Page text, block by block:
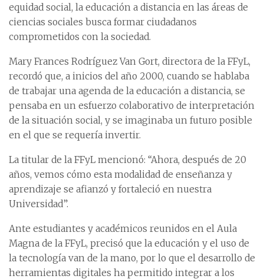
equidad social, la educación a distancia en las áreas de
ciencias sociales busca formar ciudadanos
comprometidos con la sociedad.
Mary Frances Rodríguez Van Gort, directora de la FFyL,
recordó que, a inicios del año 2000, cuando se hablaba
de trabajar una agenda de la educación a distancia, se
pensaba en un esfuerzo colaborativo de interpretación
de la situación social, y se imaginaba un futuro posible
en el que se requería invertir.
La titular de la FFyL mencionó: “Ahora, después de 20
años, vemos cómo esta modalidad de enseñanza y
aprendizaje se afianzó y fortaleció en nuestra
Universidad”.
Ante estudiantes y académicos reunidos en el Aula
Magna de la FFyL, precisó que la educación y el uso de
la tecnología van de la mano, por lo que el desarrollo de
herramientas digitales ha permitido integrar a los